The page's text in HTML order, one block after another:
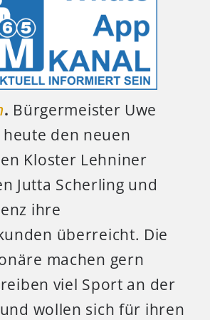
. Bürgermeister Uwe
den neuen
Kloster Lehniner
Jutta Scherling und
ihre
überreicht. Die
machen gern
viel Sport an der
wollen sich für ihren